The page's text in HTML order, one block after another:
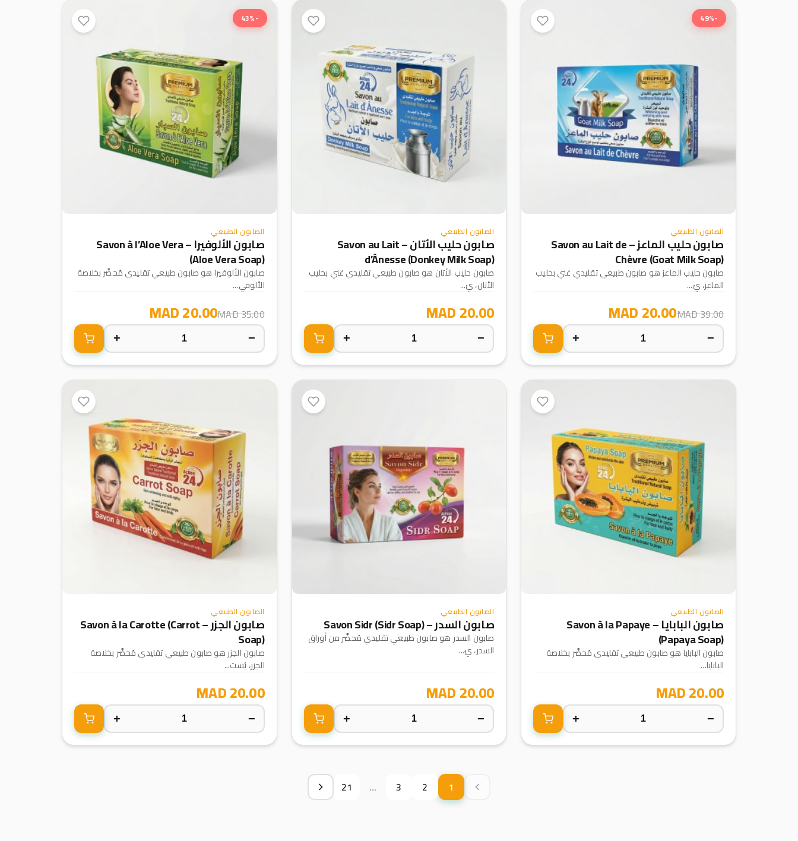
-49%
الصابون الطبيعي
صابون حليب الماعز – Savon au Lait de
Chèvre (Goat Milk Soap)
صابون حليب الماعز هو صابون طبيعي تقليدي غني بحليب
الماعز، يُ...
39.00 MAD
20.00 MAD
−
+
الصابون الطبيعي
صابون حليب الأتان – Savon au Lait
d’Ânesse (Donkey Milk Soap)
صابون حليب الأتان هو صابون طبيعي تقليدي غني بحليب
الأتان، يُ...
20.00 MAD
−
+
-43%
الصابون الطبيعي
صابون الألوفيرا – Savon à l’Aloe Vera
(Aloe Vera Soap)
صابون الألوفيرا هو صابون طبيعي تقليدي مُحضَّر بخلاصة
الألوفي...
35.00 MAD
20.00 MAD
−
+
الصابون الطبيعي
صابون البابايا – Savon à la Papaye
(Papaya Soap)
صابون البابايا هو صابون طبيعي تقليدي مُحضَّر بخلاصة
البابايا...
20.00 MAD
−
+
الصابون الطبيعي
صابون السدر – Savon Sidr (Sidr Soap)
صابون السدر هو صابون طبيعي تقليدي مُحضَّر من أوراق
السدر، يُ...
20.00 MAD
−
+
الصابون الطبيعي
صابون الجزر – Savon à la Carotte (Carrot
Soap)
صابون الجزر هو صابون طبيعي تقليدي مُحضَّر بخلاصة
الجزر، يُست...
20.00 MAD
−
+
1
2
3
...
21